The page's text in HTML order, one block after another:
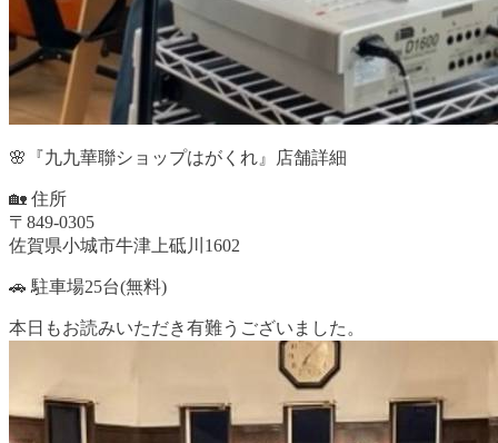
🌸『九九華聯ショップはがくれ』店舗詳細
🏡 住所
〒849-0305
佐賀県小城市牛津上砥川1602
🚗 駐車場25台(無料)
本日もお読みいただき有難うございました。